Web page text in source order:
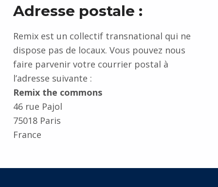
Adresse postale :
Remix est un collectif transnational qui ne
dispose pas de locaux. Vous pouvez nous
faire parvenir votre courrier postal à
l’adresse suivante :
Remix the commons
46 rue Pajol
75018 Paris
France